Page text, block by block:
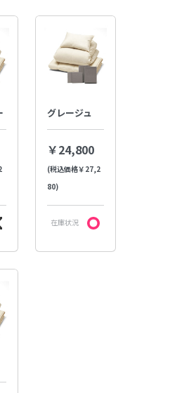
グレージュ
￥24,800
(税込価格￥27,2
80)
在庫状況